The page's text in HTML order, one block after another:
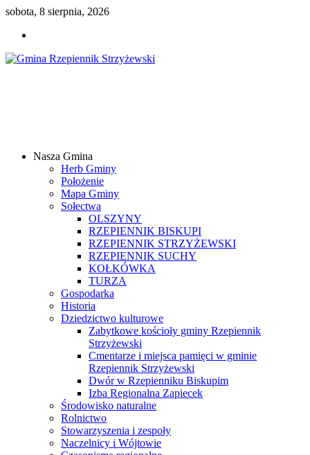
sobota, 8 sierpnia, 2026
Samorządowy
Internetowy
Nasza Gmina
Herb Gminy
Położenie
Mapa Gminy
Sołectwa
OLSZYNY
RZEPIENNIK BISKUPI
RZEPIENNIK STRZYŻEWSKI
RZEPIENNIK SUCHY
KOŁKÓWKA
TURZA
Gospodarka
Historia
Dziedzictwo kulturowe
Zabytkowe kościoły gminy Rzepiennik
Strzyżewski
Cmentarze i miejsca pamięci w gminie
Rzepiennik Strzyżewski
Dwór w Rzepienniku Biskupim
Izba Regionalna Zapiecek
Środowisko naturalne
Rolnictwo
Stowarzyszenia i zespoły
Naczelnicy i Wójtowie